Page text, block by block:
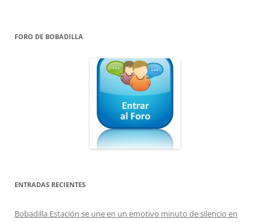
FORO DE BOBADILLA
ENTRADAS RECIENTES
Bobadilla Estación se une en un emotivo minuto de silencio en